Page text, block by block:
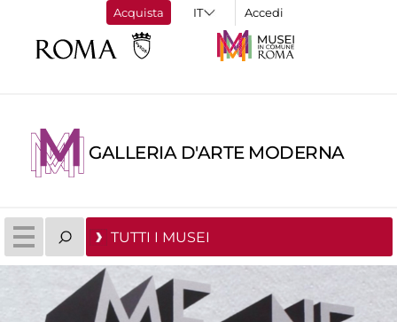
Acquista Accedi
GALLERIA D'ARTE MODERNA
TUTTI I MUSEI